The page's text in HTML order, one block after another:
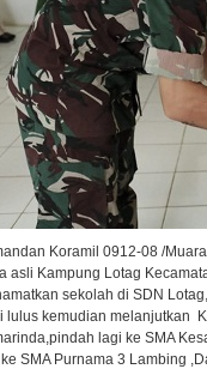
Koramil 0912-08 /
asli Kampung Lotag
sekolah di SDN
lulus kemudian melanjutkan
lagi ke SMA
ke SMA Purnama 3 Lambing